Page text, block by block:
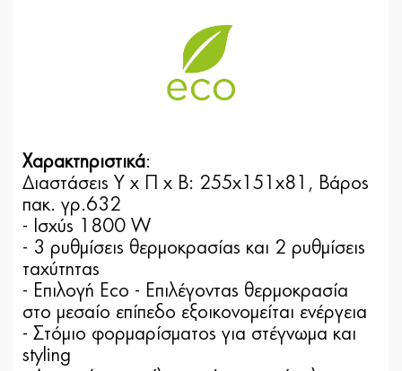
Χαρακτηριστικά:
Διαστάσεις Υ x Π x Β: 255x151x81, Βάρος
πακ. γρ.632
- Ισχύς 1800 W
- 3 ρυθμίσεις θερμοκρασίας και 2 ρυθμίσεις
ταχύτητας
- Επιλογή Eco - Επιλέγοντας θερμοκρασία
στο μεσαίο επίπεδο εξοικονομείται ενέργεια
- Στόμιο φορμαρίσματος για στέγνωμα και
styling